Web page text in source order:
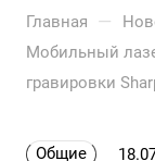
Главная —
Мобильный
гравировки
Общие